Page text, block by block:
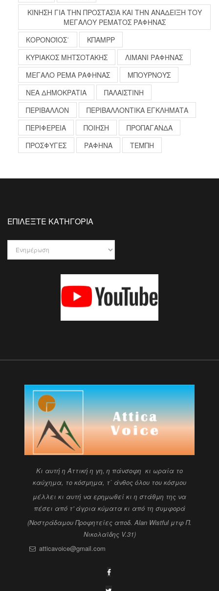
ΚΙΝΗΣΗ ΓΙΑ ΤΗΝ ΠΡΟΣΤΑΣΙΑ ΚΑΙ ΤΗΝ ΑΝΑΔΕΙΞΗ ΤΟΥ
ΜΕΓΑΛΟΥ ΡΕΜΑΤΟΣ ΡΑΦΗΝΑΣ
ΚΟΡΟΝΟΪΟΣ΄
ΚΠΑΜΡΡ
ΚΥΡΙΑΚΟΣ ΜΗΤΣΟΤΑΚΗΣ
ΛΙΜΑΝΙ ΡΑΦΗΝΑΣ
ΜΕΓΑΛΟ ΡΕΜΑ ΡΑΦΗΝΑΣ
ΜΠΟΥΡΝΟΥΣ
ΝΕΑ ΔΗΜΟΚΡΑΤΙΑ
ΠΑΛΑΙΣΤΙΝΗ
ΠΕΡΙΒΑΛΛΟΝ
ΠΕΡΙΒΑΛΛΟΝΤΙΚΑ ΕΓΚΛΗΜΑΤΑ
ΠΕΡΙΦΕΡΕΙΑ
ΠΟΙΗΣΗ
ΠΡΟΠΑΓΑΝΔΑ
ΠΡΟΣΦΥΓΕΣ
ΡΑΦΗΝΑ ΤΕΜΠΗ
ΕΠΙΛΕΞΤΕ ΚΑΤΗΓΟΡΙΑ
Kι αυτή η Αττική η γη, η πάνσοφη κι ωραία το
καύχημα, το κόσμημα, τ΄ άνθος όλου του κόσμου
μέλλει κι αυτή να ερημωθεί κι η στάθμη της να
πέσει από τ' άγρια κύματα κι από τη συμφορά
(Νοστράδαμου Προφητείες αποδ. Alan Wistful μτφ Π.
Νικολαϊδης V.31)
atticavoice@gmail.com